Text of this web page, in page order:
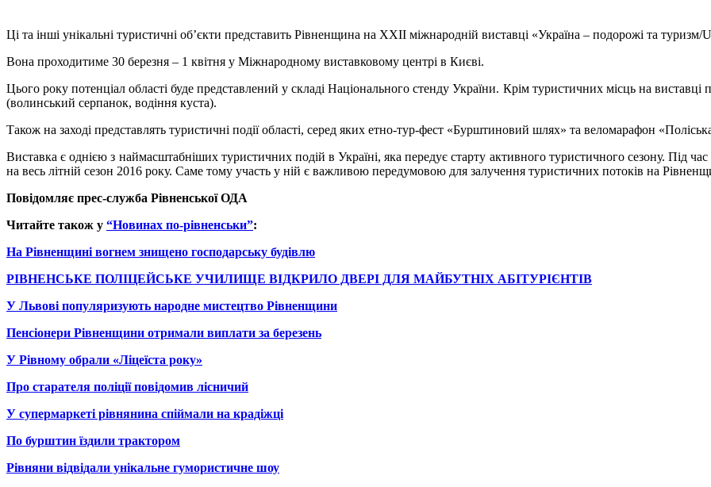
Ці та інші унікальні туристичні об’єкти представить Рівненщина на ХХІІ міжнародній виставці «Україна – подорожі та туризм/
Вона проходитиме 30 березня – 1 квітня у Міжнародному виставковому центрі в Києві.
Цього року потенціал області буде представлений у складі Національного стенду України. Крім туристичних місць на
(волинський серпанок, водіння куста).
Також на заході представлять туристичні події області, серед яких етно-тур-фест «Бурштиновий шлях» та веломарафон
Виставка є однією з наймасштабніших туристичних подій в Україні, яка передує старту активного туристичного сезону. Під
на весь літній сезон 2016 року. Саме тому участь у ній є важливою передумовою для залучення туристичних потоків на
Повідомляє прес-служба Рівненської ОДА
Читайте також у “Новинах по-рівненськи”:
На Рівненщині вогнем знищено господарську будівлю
РІВНЕНСЬКЕ ПОЛІЦЕЙСЬКЕ УЧИЛИЩЕ ВІДКРИЛО ДВЕРІ ДЛЯ МАЙБУТНІХ АБІТУРІЄНТІВ
У Львові популяризують народне мистецтво Рівненщини
Пенсіонери Рівненщини отримали виплати за березень
У Рівному обрали «Ліцеїста року»
Про старателя поліції повідомив лісничий
У супермаркеті рівнянина спіймали на крадіжці
По бурштин їздили трактором
Рівняни відвідали унікальне гумористичне шоу